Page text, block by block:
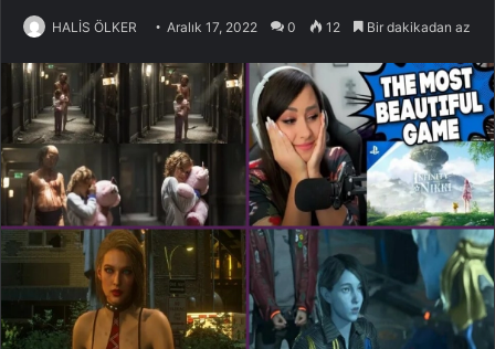
HALİS ÖLKER Aralık 17, 2022 0 12 Bir dakikadan az